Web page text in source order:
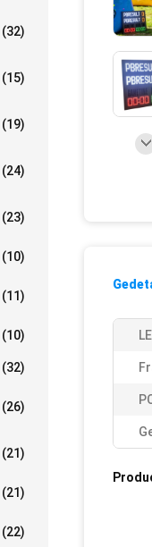
(32)
(15)
(19)
(24)
(23)
(10)
(11)
(10)
(32)
(26)
(21)
(21)
(22)